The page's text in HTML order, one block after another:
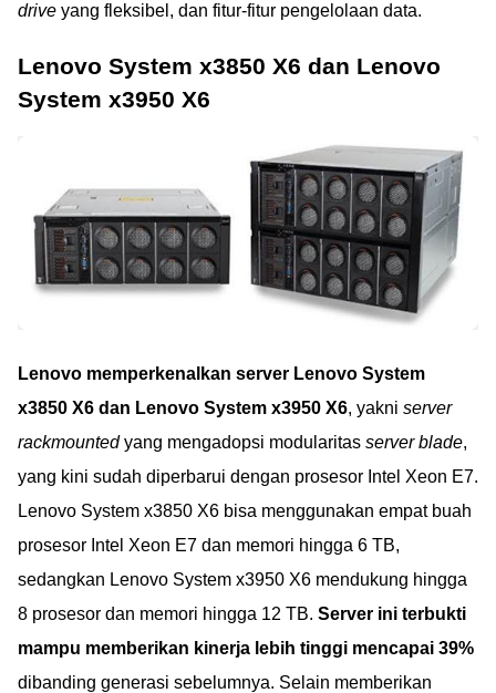
drive yang fleksibel, dan fitur-fitur pengelolaan data.
Lenovo System x3850 X6 dan Lenovo
System x3950 X6
Lenovo memperkenalkan server Lenovo System
x3850 X6 dan Lenovo System x3950 X6, yakni server
rackmountedyang mengadopsi modularitas server blade,
yang kini sudah diperbarui dengan prosesor Intel Xeon E7.
Lenovo System x3850 X6 bisa menggunakan empat buah
prosesor Intel Xeon E7 dan memori hingga 6 TB,
sedangkan Lenovo System x3950 X6 mendukung hingga
8 prosesor dan memori hingga 12 TB. Server ini terbukti
mampu memberikan kinerja lebih tinggi mencapai 39%
dibanding generasi sebelumnya. Selain memberikan